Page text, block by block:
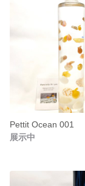
Pettit Ocean 001
展示中